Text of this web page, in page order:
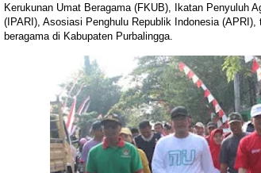
Kerukunan Umat Beragama (FKUB), Ikatan Penyuluh
(IPARI), Asosiasi Penghulu Republik Indonesia
beragama di Kabupaten Purbalingga.